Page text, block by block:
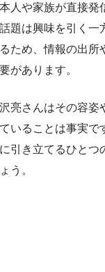
人や家族が直接発
題は興味を引く一
ため、情報の出所
があります。
亮さんはその容姿
いることは事実で
引き立てるひとつ
う。